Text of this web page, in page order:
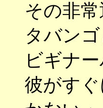
その非
タバン
ビギナ
彼がす